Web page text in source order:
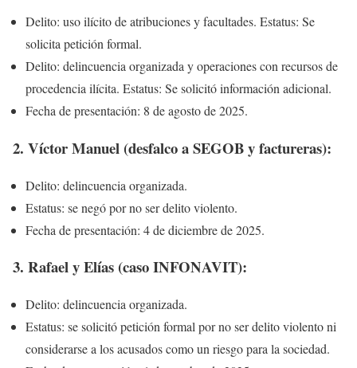
Delito: uso ilícito de atribuciones y facultades. Estatus: Se
solicita petición formal.
Delito: delincuencia organizada y operaciones con recursos de
procedencia ilícita. Estatus: Se solicitó información adicional.
Fecha de presentación: 8 de agosto de 2025.
2. Víctor Manuel (desfalco a SEGOB y factureras):
Delito: delincuencia organizada.
Estatus: se negó por no ser delito violento.
Fecha de presentación: 4 de diciembre de 2025.
3. Rafael y Elías (caso INFONAVIT):
Delito: delincuencia organizada.
Estatus: se solicitó petición formal por no ser delito violento ni
considerarse a los acusados como un riesgo para la sociedad.